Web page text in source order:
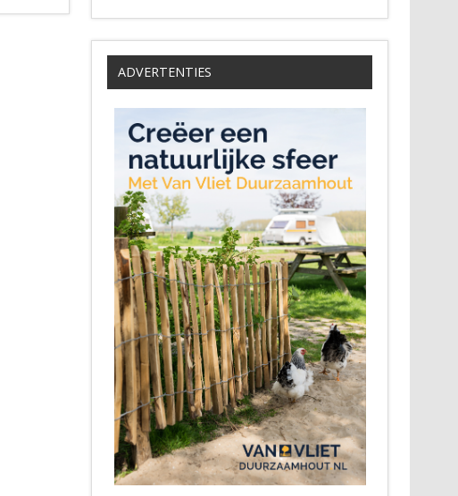
ADVERTENTIES